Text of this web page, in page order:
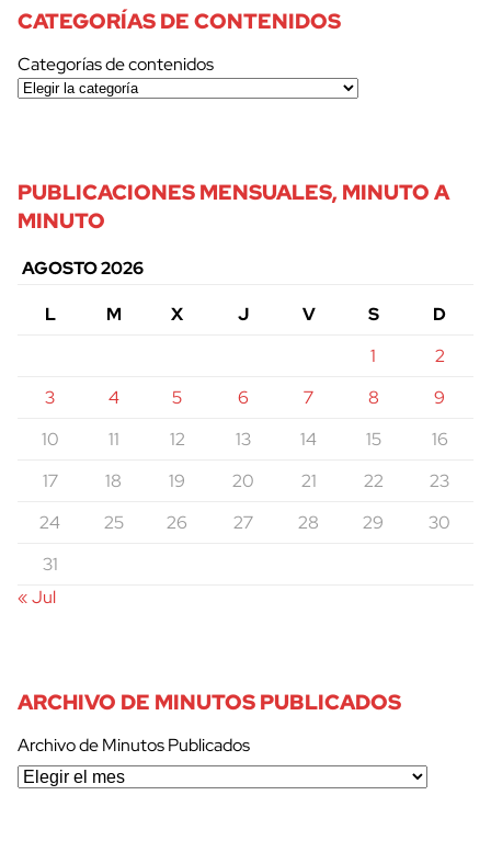
CATEGORÍAS DE CONTENIDOS
Categorías de contenidos
PUBLICACIONES MENSUALES, MINUTO A
MINUTO
AGOSTO 2026
L
M X J V S
D
1
2
3
4 5 6 7 8
9
10
11 12 13 14 15
16
17
18 19 20 21 22
23
24
25 26 27 28 29
30
31
« Jul
ARCHIVO DE MINUTOS PUBLICADOS
Archivo de Minutos Publicados